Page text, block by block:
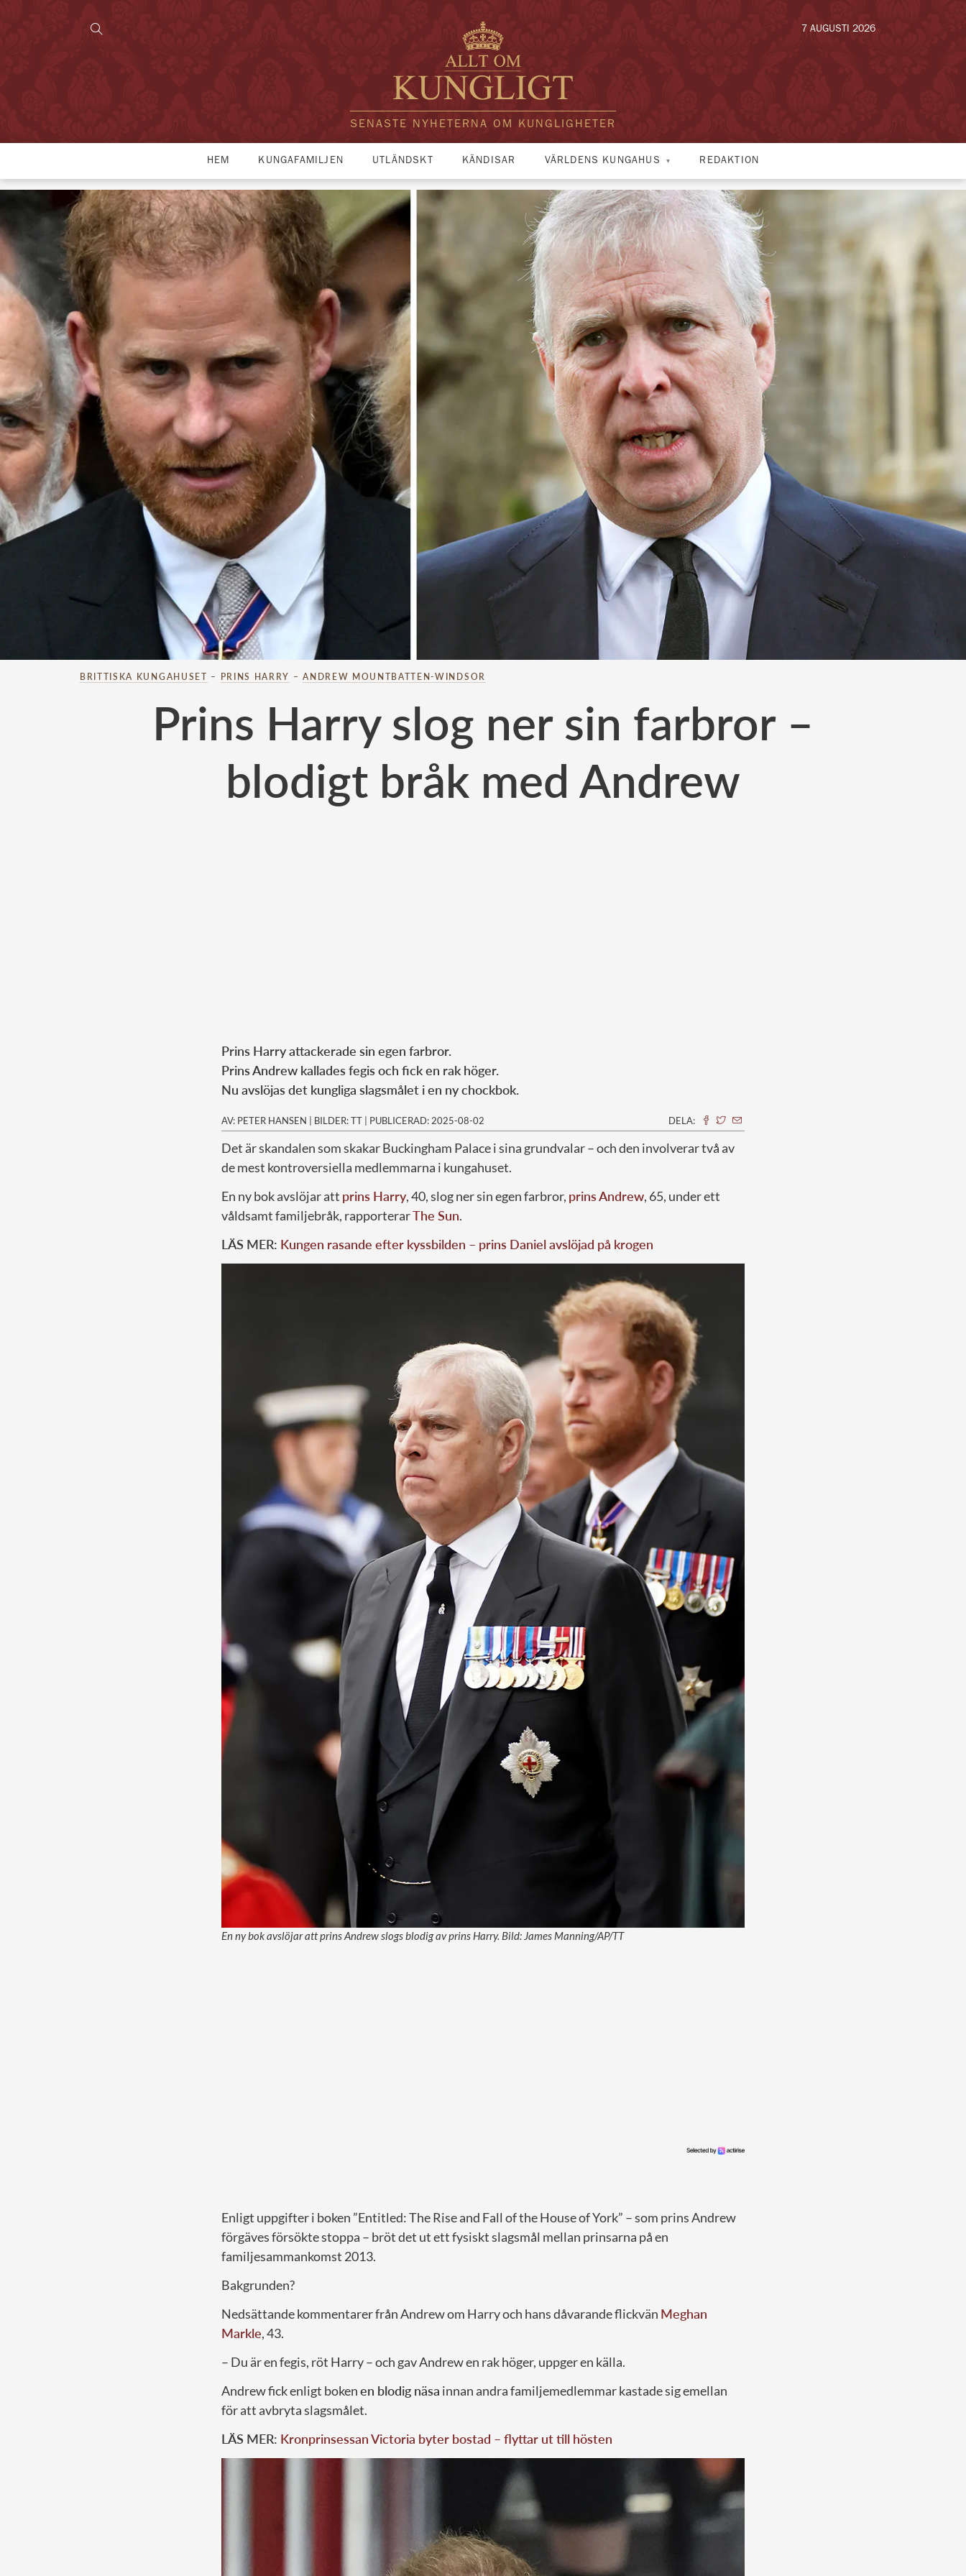
SENASTE NYHETERNA OM KUNGLIGHETER
7 AUGUSTI 2026
HEM KUNGAFAMILJEN UTLÄNDSKT KÄNDISAR VÄRLDENS KUNGAHUS REDAKTION
BRITTISKA KUNGAHUSET – PRINS HARRY –ANDREW MOUNTBATTEN-WINDSOR
Prins Harry slog ner sin farbror –
blodigt bråk med Andrew
Prins Harry attackerade sin egen farbror.
Prins Andrew kallades fegis och fick en rak höger.
Nu avslöjas det kungliga slagsmålet i en ny chockbok.
AV: PETER HANSEN | BILDER: TT | PUBLICERAD: 2025-08-02 DELA:
Det är skandalen som skakar Buckingham Palace i sina grundvalar – och den involverar två av
de mest kontroversiella medlemmarna i kungahuset.
En ny bok avslöjar att prins Harry, 40, slog ner sin egen farbror, prins Andrew, 65, under ett
våldsamt familjebråk, rapporterarThe Sun.
LÄS MER: Kungen rasande efter kyssbilden – prins Daniel avslöjad på krogen
En ny bok avslöjar att prins Andrew slogs blodig av prins Harry. Bild: James Manning/AP/TT
Enligt uppgifter i boken ”Entitled: The Rise and Fall of the House of York” – som prins Andrew
förgäves försökte stoppa – bröt det ut ett fysiskt slagsmål mellan prinsarna på en
familjesammankomst 2013.
Bakgrunden?
Nedsättande kommentarer från Andrew om Harry och hans dåvarande flickvän Meghan
Markle, 43.
– Du är en fegis, röt Harry – och gav Andrew en rak höger, uppger en källa.
Andrew fick enligt bokenen blodig näsa innan andra familjemedlemmar kastade sig emellan
för att avbryta slagsmålet.
LÄS MER: Kronprinsessan Victoria byter bostad – flyttar ut till hösten